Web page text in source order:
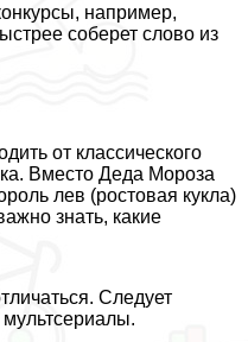
например,
соберет слово из
от классического
Вместо Деда Мороза
лев (ростовая кукла)
знать, какие
Следует